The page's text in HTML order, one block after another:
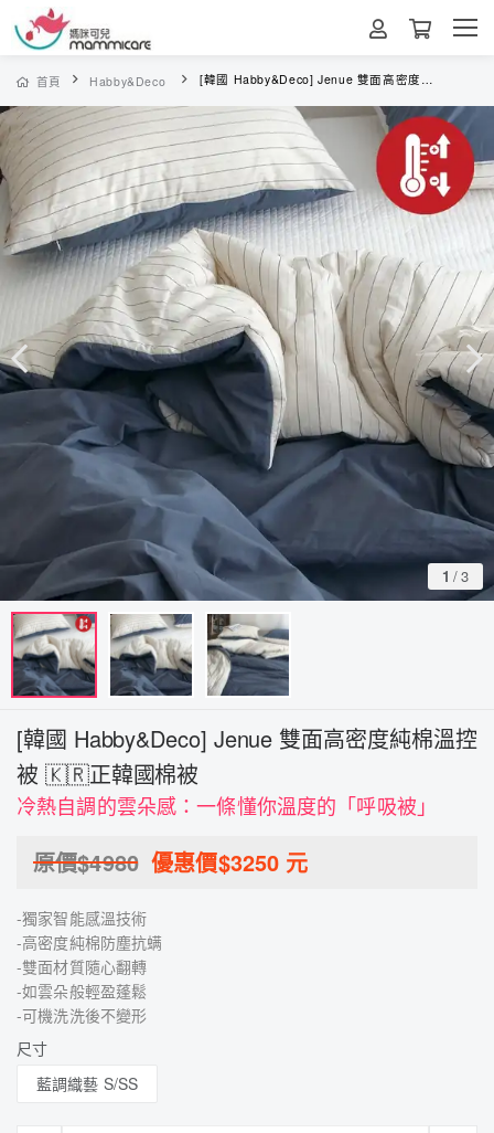
首頁 Habby&Deco [韓國 Habby&Deco] Jenue 雙面高密度純棉溫控被 🇰🇷正韓國棉被
1 /3
[韓國 Habby&Deco] Jenue 雙面高密度純棉溫控
被 🇰🇷正韓國棉被
冷熱自調的雲朵感：一條懂你溫度的「呼吸被」
原價$4980 優惠價$3250 元
-獨家智能感溫技術
-高密度純棉防塵抗螨
-雙面材質隨心翻轉
-如雲朵般輕盈蓬鬆
-可機洗洗後不變形
尺寸
藍調織藝 S/SS